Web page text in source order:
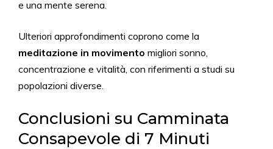
e una mente serena.
Ulteriori approfondimenti coprono come la
meditazione in movimento migliori sonno,
concentrazione e vitalità, con riferimenti a studi su
popolazioni diverse.
Conclusioni su Camminata
Consapevole di 7 Minuti